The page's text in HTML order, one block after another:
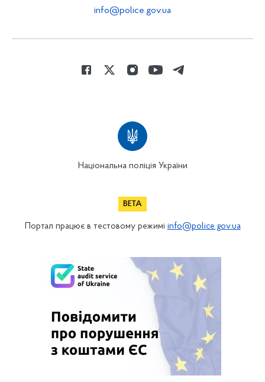
info@police.gov.ua
Національна поліція України
Портал працює в тестовому режимі info@police.gov.ua